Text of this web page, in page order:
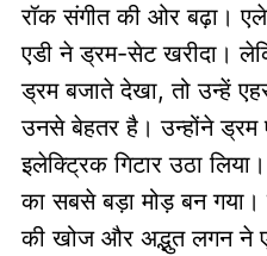
रॉक संगीत की ओर बढ़ा।
एडी ने ड्रम-सेट खरीदा।
ड्रम बजाते देखा, तो उन्हें
उनसे बेहतर है। उन्होंने
इलेक्ट्रिक गिटार उठा
का सबसे बड़ा मोड़ बन
की खोज और अद्भुत लगन ने